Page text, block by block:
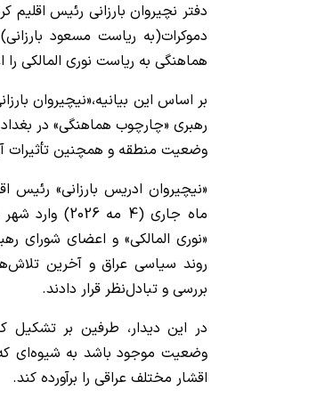
دفتر نچیروان بارزانی رئیس
دموکرات(به ریاست مسعود
هماهنگی به ریاست نوری المالکی را
بر اساس این بیانیه،‌«نیچیروان
رهبری «چارچوب هماهنگی» در
وضعیت منطقه و همچنین تأثیرات
ماه جاری (4
«نوری المالکی» و اعضای شورای
روند سیاسی عراق و آخرین
بررسی و تبادل‌نظر قرار دادند.
در این دیدار، طرفین بر تشکیل
وضعیت موجود باشد به شیوه‌ای که
اقشار مختلف عراقی را برآورده کند.